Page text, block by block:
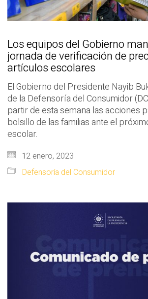
Los equipos del Gobierno
jornada de verificación de
artículos escolares
El Gobierno del Presidente Nayib
de la Defensoría del Consumidor
partir de esta semana las acciones
bolsillo de las familias ante el
escolar.
12 enero, 2023
Defensoría del Consumidor